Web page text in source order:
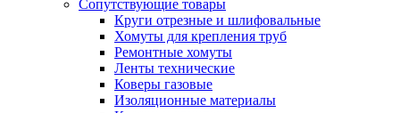
Сопутствующие товары
Круги отрезные и шлифовальные
Хомуты для крепления труб
Ремонтные хомуты
Ленты технические
Коверы газовые
Изоляционные материалы